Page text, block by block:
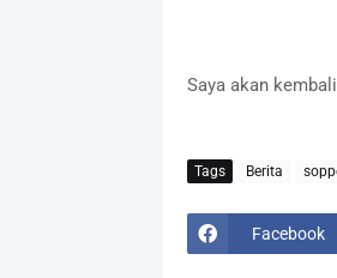
Saya akan
Tags Berita
Facebook